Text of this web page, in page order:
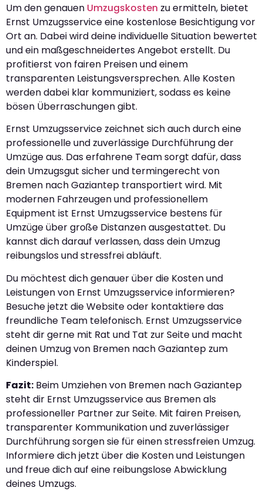
Um den genauen Umzugskosten zu ermitteln, bietet
Ernst Umzugsservice eine kostenlose Besichtigung vor
Ort an. Dabei wird deine individuelle Situation bewertet
und ein maßgeschneidertes Angebot erstellt. Du
profitierst von fairen Preisen und einem
transparenten Leistungsversprechen. Alle Kosten
werden dabei klar kommuniziert, sodass es keine
bösen Überraschungen gibt.
Ernst Umzugsservice zeichnet sich auch durch eine
professionelle und zuverlässige Durchführung der
Umzüge aus. Das erfahrene Team sorgt dafür, dass
dein Umzugsgut sicher und termingerecht von
Bremen nach Gaziantep transportiert wird. Mit
modernen Fahrzeugen und professionellem
Equipment ist Ernst Umzugsservice bestens für
Umzüge über große Distanzen ausgestattet. Du
kannst dich darauf verlassen, dass dein Umzug
reibungslos und stressfrei abläuft.
Du möchtest dich genauer über die Kosten und
Leistungen von Ernst Umzugsservice informieren?
Besuche jetzt die Website oder kontaktiere das
freundliche Team telefonisch. Ernst Umzugsservice
steht dir gerne mit Rat und Tat zur Seite und macht
deinen Umzug von Bremen nach Gaziantep zum
Kinderspiel.
Fazit: Beim Umziehen von Bremen nach Gaziantep
steht dir Ernst Umzugsservice aus Bremen als
professioneller Partner zur Seite. Mit fairen Preisen,
transparenter Kommunikation und zuverlässiger
Durchführung sorgen sie für einen stressfreien Umzug.
Informiere dich jetzt über die Kosten und Leistungen
und freue dich auf eine reibungslose Abwicklung
deines Umzugs.